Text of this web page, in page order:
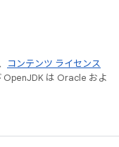
コンテンツ ライセンス
OpenJDK は Oracle およ